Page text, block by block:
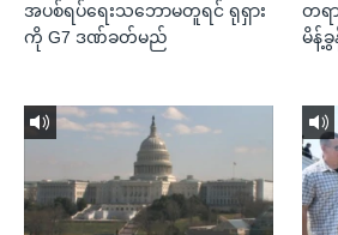
အပစ်ရပ်ရေးသဘောမတူရင် ရုရှား
ကို G7 ဒဏ်ခတ်မည်
တရာ
မိန့်ခွ